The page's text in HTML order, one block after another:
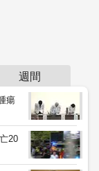
週間
瘍
20